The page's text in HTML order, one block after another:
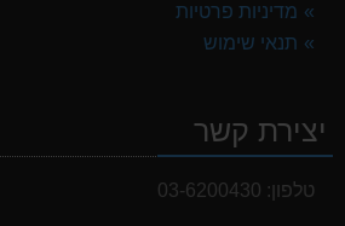
מדיניות פרטיות
תנאי שימוש
יצירת קשר
טלפון: 03-6200430